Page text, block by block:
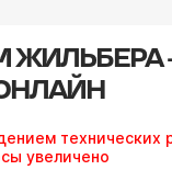
технических
увеличено